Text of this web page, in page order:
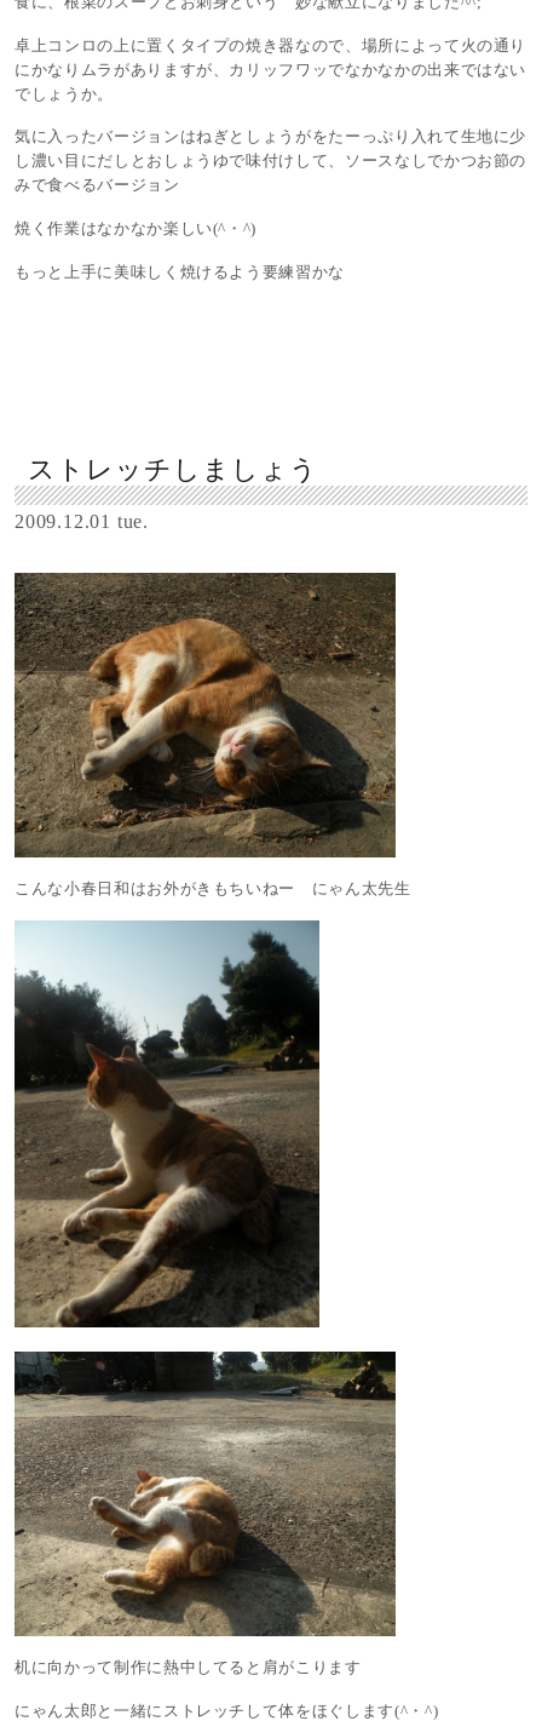
卓上コンロの上に置くタイプの焼き器なので、場所によって火の通り
にかなりムラがありますが、カリッフワッでなかなかの出来ではない
でしょうか。
気に入ったバージョンはねぎとしょうがをたーっぷり入れて生地に少
し濃い目にだしとおしょうゆで味付けして、ソースなしでかつお節の
みで食べるバージョン
焼く作業はなかなか楽しい(^・^)
もっと上手に美味しく焼けるよう要練習かな
ストレッチしましょう
2009.12.01 tue.
こんな小春日和はお外がきもちいねー にゃん太先生
机に向かって制作に熱中してると肩がこります
にゃん太郎と一緒にストレッチして体をほぐします(^・^)